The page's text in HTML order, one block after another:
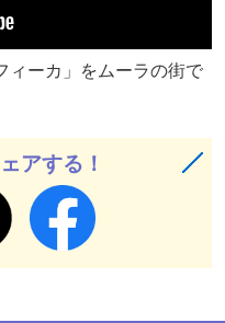
ィーカ」をムーラの街で
アする！